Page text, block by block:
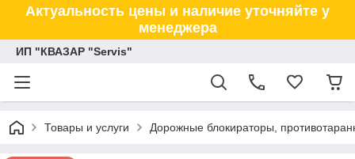
Актуальность цены и наличие уточняйте у
менеджера
ИП "КВАЗАР "Servis"
Товары и услуги Дорожные блокираторы,